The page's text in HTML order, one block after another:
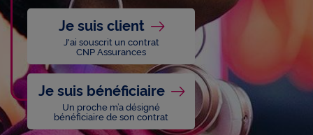
Générales et Particulièresafin de prendre connaissance
du détail de vos garanties, prestations et éventuelles
conditions d'application.
Vous pouvezdéclarer votre sinistre depuis la rubrique
Assurance de la banque en ligne ou de l'application
mobile de La Banque Postale.
Compte tenu des circonstances exceptionnelles,la
déclaration de votre sinistre peut être faite jusqu’au 31
Je suis client
J'ai souscrit un contrat
CNP Assurances
Je suis bénéficiaire
Un proche m’a désigné
bénéficiaire de son contrat